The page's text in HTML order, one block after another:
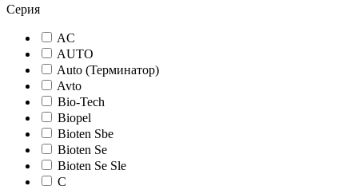
Серия
AC
AUTO
Auto (Терминатор)
Avto
Bio-Tech
Biopel
Bioten Sbe
Bioten Se
Bioten Se Sle
C